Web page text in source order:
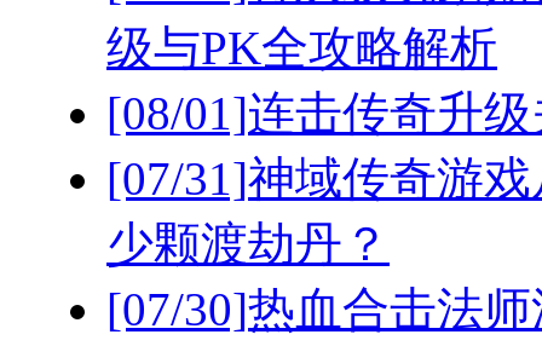
级与PK全攻略解析
[08/01]连击传奇升
[07/31]神域传奇游
少颗渡劫丹？
[07/30]热血合击法